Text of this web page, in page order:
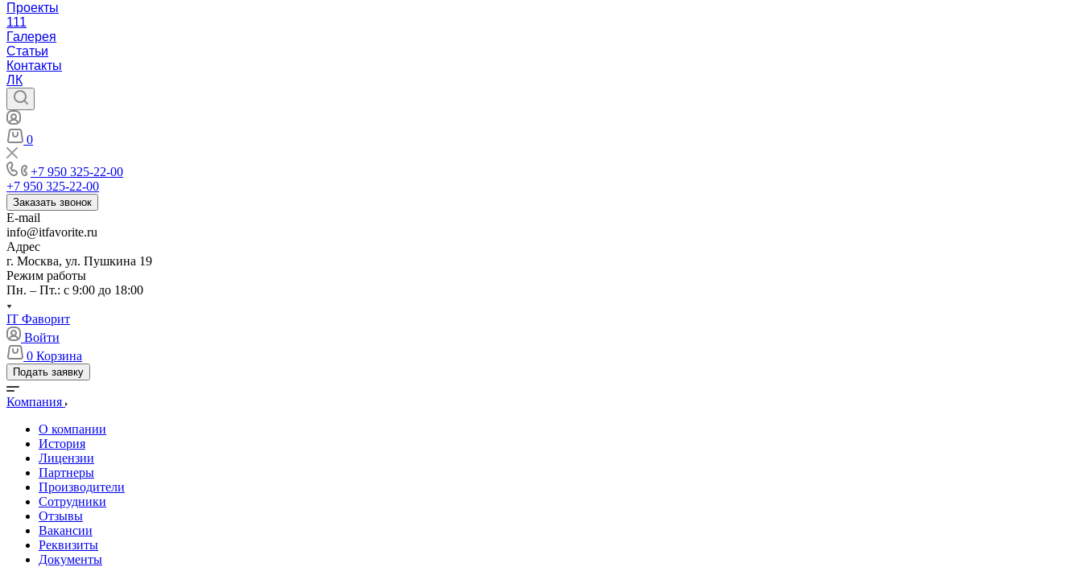
Проекты
111
Галерея
Статьи
Контакты
ЛК
0
+7 950 325-22-00
+7 950 325-22-00
Заказать звонок
E-mail
info@itfavorite.ru
Адрес
г. Москва, ул. Пушкина 19
Режим работы
Пн. – Пт.: с 9:00 до 18:00
IT Фаворит
Войти
0 Корзина
Подать заявку
Компания
О компании
История
Лицензии
Партнеры
Производители
Сотрудники
Отзывы
Вакансии
Реквизиты
Документы